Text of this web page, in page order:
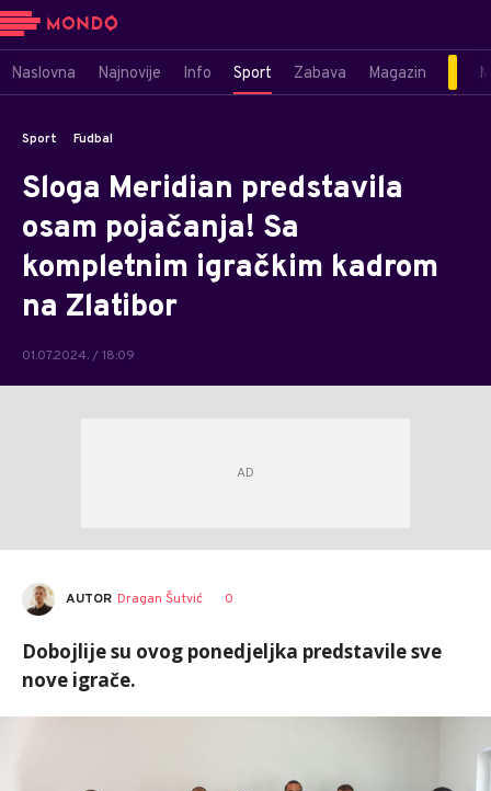
Naslovna Najnovije Info Sport Zabava Magazin
Sport Fudbal
Sloga Meridian predstavila
osam pojačanja! Sa
kompletnim igračkim kadrom
na Zlatibor
01.07.2024. / 18:09
AUTOR Dragan Šutvić 0
Dobojlije su ovog ponedjeljka predstavile sve
nove igrače.